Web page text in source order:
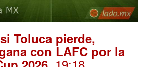
Toluca pierde,
con LAFC por la